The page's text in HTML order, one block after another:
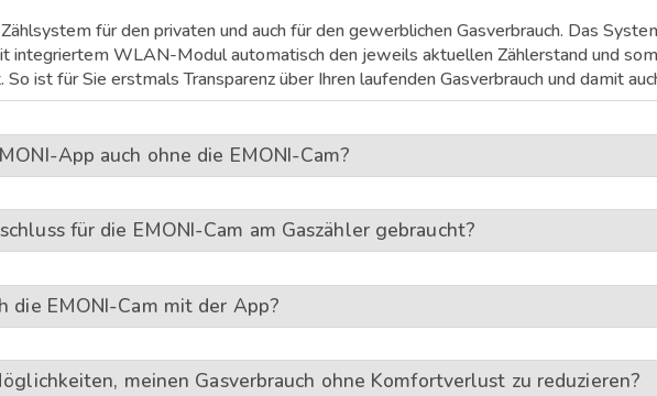
für den privaten und auch für den gewerblichen Gasverbrauch. Das
integriertem WLAN-Modul automatisch den jeweils aktuellen Zählerstand und
ist für Sie erstmals Transparenz über Ihren laufenden Gasverbrauch und damit
App auch ohne die EMONI-Cam?
für die EMONI-Cam am Gaszähler gebraucht?
die EMONI-Cam mit der App?
meinen Gasverbrauch ohne Komfortverlust zu reduzieren?